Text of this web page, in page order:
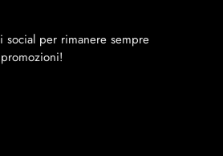
social per rimanere sempre